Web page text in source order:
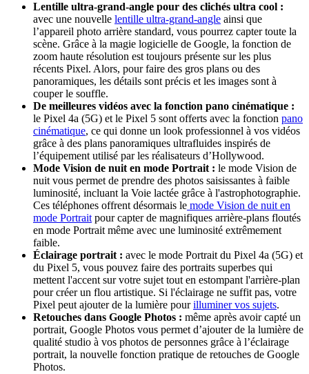
Lentille ultra-grand-angle pour des clichés ultra cool :
avec une nouvelle lentille ultra-grand-angle ainsi que
l’appareil photo arrière standard, vous pourrez capter toute la
scène. Grâce à la magie logicielle de Google, la fonction de
zoom haute résolution est toujours présente sur les plus
récents Pixel. Alors, pour faire des gros plans ou des
panoramiques, les détails sont précis et les images sont à
couper le souffle.
De meilleures vidéos avec la fonction pano cinématique :
le Pixel 4a (5G) et le Pixel 5 sont offerts avec la fonction pano
cinématique, ce qui donne un look professionnel à vos vidéos
grâce à des plans panoramiques ultrafluides inspirés de
l’équipement utilisé par les réalisateurs d’Hollywood.
Mode Vision de nuit en mode Portrait : le mode Vision de
nuit vous permet de prendre des photos saisissantes à faible
luminosité, incluant la Voie lactée grâce à l'astrophotographie.
Ces téléphones offrent désormais le mode Vision de nuit en
mode Portraitpour capter de magnifiques arrière-plans floutés
en mode Portrait même avec une luminosité extrêmement
faible.
Éclairage portrait : avec le mode Portrait du Pixel 4a (5G) et
du Pixel 5, vous pouvez faire des portraits superbes qui
mettent l'accent sur votre sujet tout en estompant l'arrière-plan
pour créer un flou artistique. Si l'éclairage ne suffit pas, votre
Pixel peut ajouter de la lumière pourilluminer vos sujets.
Retouches dans Google Photos : même après avoir capté un
portrait, Google Photos vous permet d’ajouter de la lumière de
qualité studio à vos photos de personnes grâce à l’éclairage
portrait, la nouvelle fonction pratique de retouches de Google
Photos.